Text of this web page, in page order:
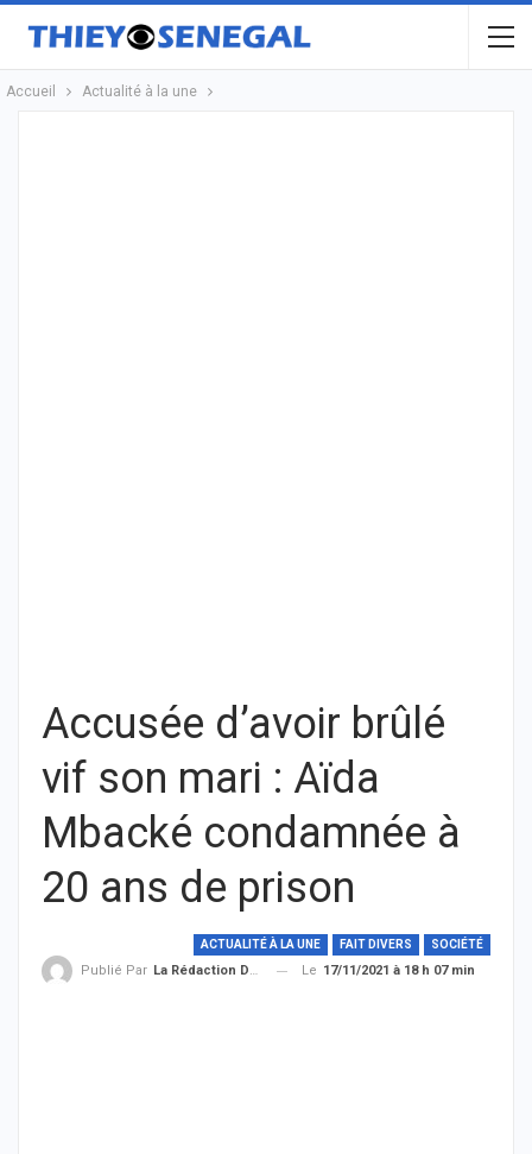
Accueil Actualité à la une
Accusée d’avoir brûlé
vif son mari : Aïda
Mbacké condamnée à
20 ans de prison
ACTUALITÉ À LA UNE FAIT DIVERS SOCIÉTÉ
Publié Par La Rédaction De THIEYSENEGAL.com Le 17/11/2021 à 18 h 07 min